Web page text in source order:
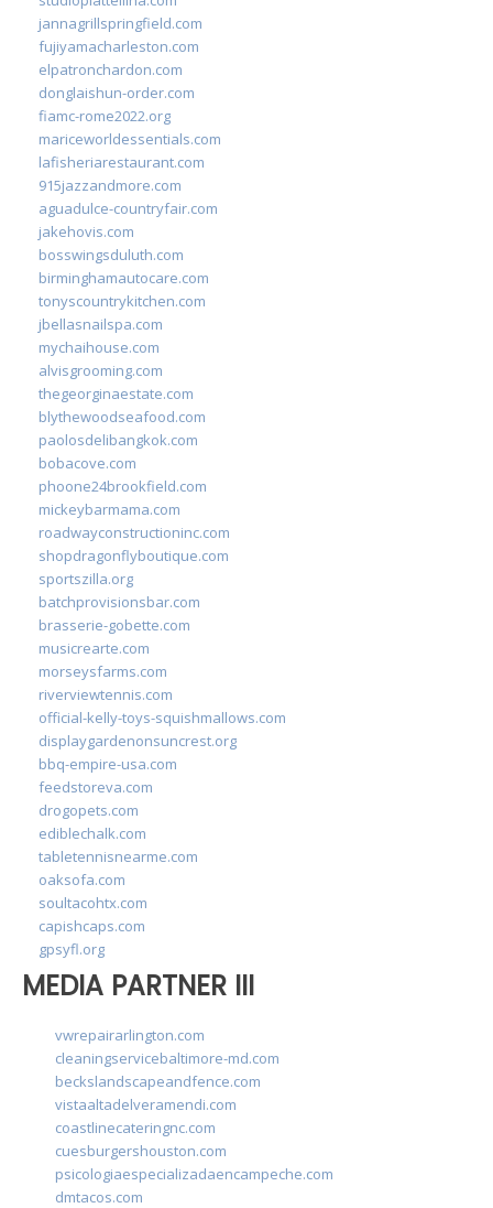
jannagrillspringfield.com
fujiyamacharleston.com
elpatronchardon.com
donglaishun-order.com
fiamc-rome2022.org
mariceworldessentials.com
lafisheriarestaurant.com
915jazzandmore.com
aguadulce-countryfair.com
jakehovis.com
bosswingsduluth.com
birminghamautocare.com
tonyscountrykitchen.com
jbellasnailspa.com
mychaihouse.com
alvisgrooming.com
thegeorginaestate.com
blythewoodseafood.com
paolosdelibangkok.com
bobacove.com
phoone24brookfield.com
mickeybarmama.com
roadwayconstructioninc.com
shopdragonflyboutique.com
sportszilla.org
batchprovisionsbar.com
brasserie-gobette.com
musicrearte.com
morseysfarms.com
riverviewtennis.com
official-kelly-toys-squishmallows.com
displaygardenonsuncrest.org
bbq-empire-usa.com
feedstoreva.com
drogopets.com
ediblechalk.com
tabletennisnearme.com
oaksofa.com
soultacohtx.com
capishcaps.com
gpsyfl.org
MEDIA PARTNER III
vwrepairarlington.com
cleaningservicebaltimore-md.com
beckslandscapeandfence.com
vistaaltadelveramendi.com
coastlinecateringnc.com
cuesburgershouston.com
psicologiaespecializadaencampeche.com
dmtacos.com